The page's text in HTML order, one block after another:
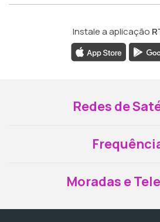
Instale a aplicação
Redes de
Moradas e